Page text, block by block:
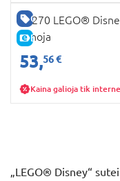
GERA KAINA
E-KAINA
43270 LEGO®
kanoja
53,56 €
Kaina galioja tik
„LEGO® Disney“